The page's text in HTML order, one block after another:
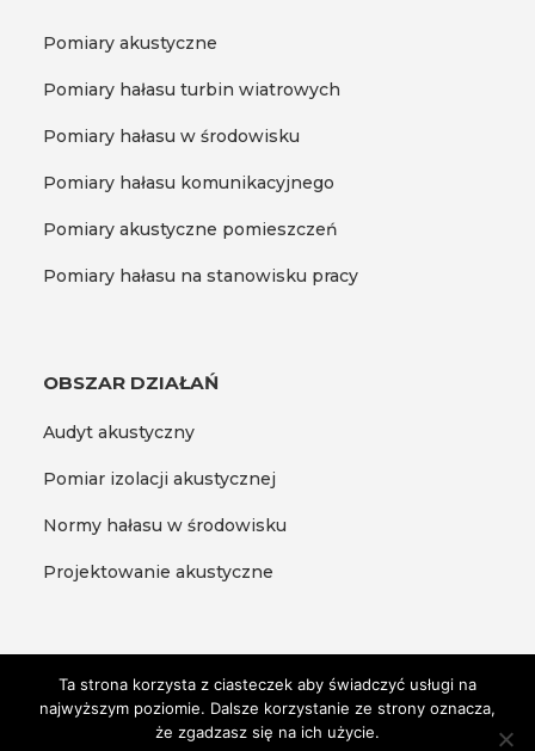
Pomiary akustyczne
Pomiary hałasu turbin wiatrowych
Pomiary hałasu w środowisku
Pomiary hałasu komunikacyjnego
Pomiary akustyczne pomieszczeń
Pomiary hałasu na stanowisku pracy
OBSZAR DZIAŁAŃ
Audyt akustyczny
Pomiar izolacji akustycznej
Normy hałasu w środowisku
Projektowanie akustyczne
2025 EKO – POMIAR ALL RIGHTS RESERVED
Ta strona korzysta z ciasteczek aby świadczyć usługi na
najwyższym poziomie. Dalsze korzystanie ze strony oznacza,
że zgadzasz się na ich użycie.